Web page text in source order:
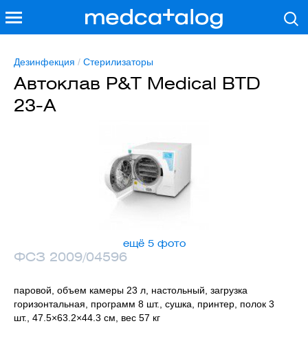
Дезинфекция / Стерилизаторы
Автоклав P&T Medical BTD
23-A
ещё 5 фото
ФСЗ 2009/04596
паровой, объем камеры 23 л, настольный, загрузка
горизонтальная, программ 8 шт., сушка, принтер, полок 3
шт., 47.5×63.2×44.3 см, вес 57 кг